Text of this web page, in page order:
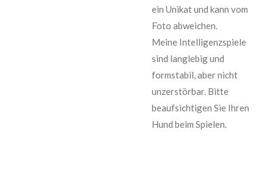
ein Unikat und kann vom
Foto abweichen.
Meine Intelligenzspiele
sind langlebig und
formstabil, aber nicht
unzerstörbar. Bitte
beaufsichtigen Sie Ihren
Hund beim Spielen.